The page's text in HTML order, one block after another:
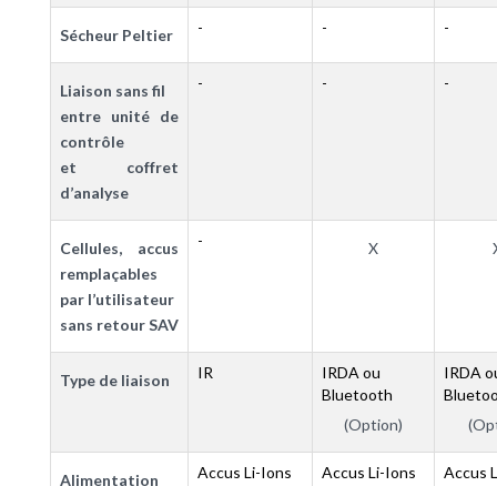
Sécheur Peltier - - -
Liaison sans fil
entre unité de
contrôle
et coffret
d’analyse
- - -
Cellules, accus
remplaçables
par l’utilisateur
sans retour SAV
- X
Type de liaison IR
IRDA ou
Bluetooth
(Option)
IRDA
Alimentation
Accus Li-Ions
Accus Li-Ions
Accus